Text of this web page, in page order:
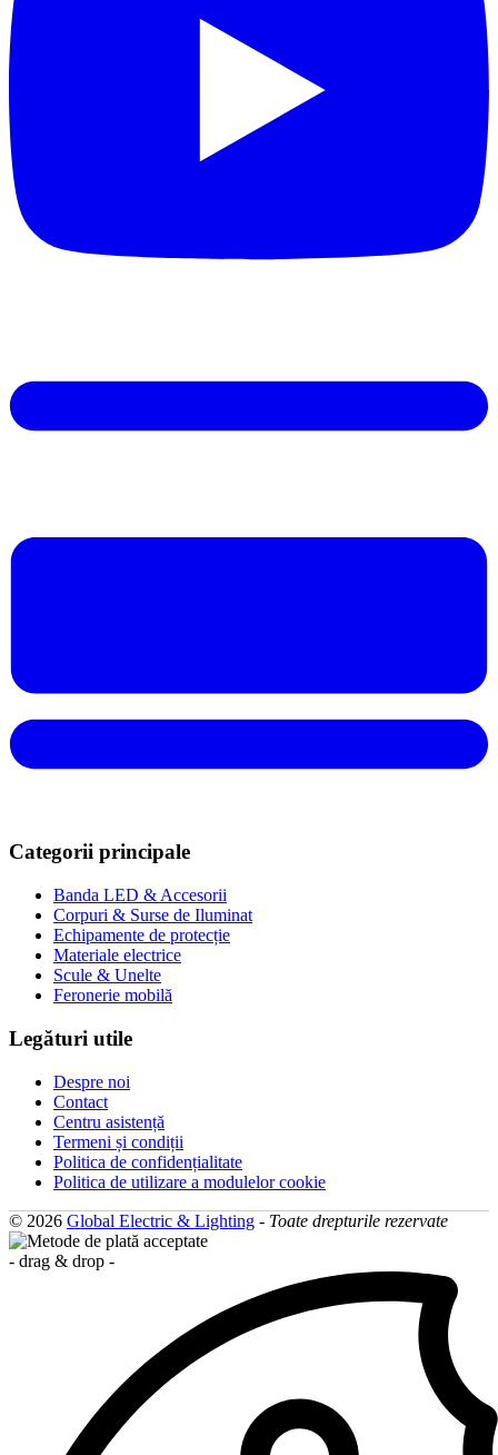
Categorii principale
Banda LED & Accesorii
Corpuri & Surse de Iluminat
Echipamente de protecție
Materiale electrice
Scule & Unelte
Feronerie mobilă
Legături utile
Despre noi
Contact
Centru asistență
Termeni și condiții
Politica de confidențialitate
Politica de utilizare a modulelor cookie
© 2026 Global Electric & Lighting - Toate drepturile rezervate
- drag & drop -